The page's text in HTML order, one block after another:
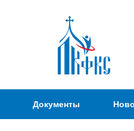
Документы